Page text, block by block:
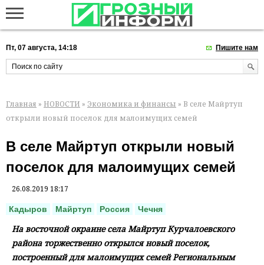
Пт, 07 августа, 14:18 Пишите нам
Главная » НОВОСТИ » Экономика и финансы » В селе Майртуп
открыли новый поселок для малоимущих семей
В селе Майртуп открыли новый
поселок для малоимущих семей
26.08.2019 18:17
Кадыров Майртуп Россия Чечня
На восточной окраине села Майртуп Курчалоевского
района торжественно открылся новый поселок,
построенный для малоимущих семей Региональным